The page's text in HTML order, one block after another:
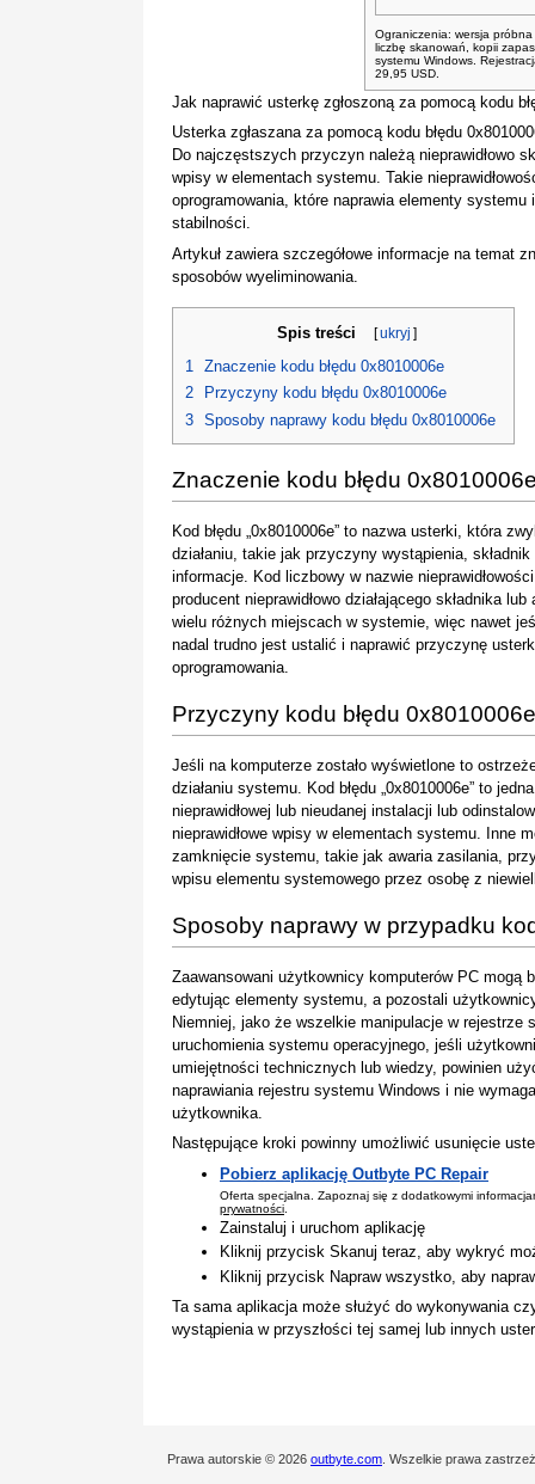
Jak naprawić usterkę zgłoszoną za pomocą kodu
Usterka zgłaszana za pomocą kodu błędu
Do najczęstszych przyczyn należą nieprawidłowo
wpisy w elementach systemu. Takie
oprogramowania, które naprawia elementy
stabilności.
Artykuł zawiera szczegółowe informacje na temat
sposobów wyeliminowania.
Spis treści [ ukryj ]
1 Znaczenie kodu błędu 0x8010006e
2
Przyczyny kodu błędu 0x8010006e
3 Sposoby naprawy kodu błędu 0x8010006e
Znaczenie kodu błędu
Kod błędu „0x8010006e” to nazwa usterki, która
działaniu, takie jak przyczyny wystąpienia,
informacje. Kod liczbowy w nazwie
producent nieprawidłowo działającego składnika
wielu różnych miejscach w systemie, więc nawet
nadal trudno jest ustalić i naprawić przyczynę
oprogramowania.
Przyczyny kodu błędu 0x8010006e
Jeśli na komputerze zostało wyświetlone to
działaniu systemu. Kod błędu „0x8010006e” to
nieprawidłowej lub nieudanej instalacji lub
nieprawidłowe wpisy w elementach systemu. Inne
zamknięcie systemu, takie jak awaria zasilania,
wpisu elementu systemowego przez osobę z
Sposoby naprawy w przypadku
Zaawansowani użytkownicy komputerów PC
edytując elementy systemu, a pozostali
Niemniej, jako że wszelkie manipulacje w
uruchomienia systemu operacyjnego, jeśli
umiejętności technicznych lub wiedzy, powinien
naprawiania rejestru systemu Windows i nie
użytkownika.
Następujące kroki powinny umożliwić usunięcie
Pobierz aplikację Outbyte PC Repair
Oferta specjalna. Zapoznaj się z dodatkowymi
prywatności
Zainstaluj i uruchom aplikację
Kliknij przycisk Skanuj teraz, aby wykryć
Kliknij przycisk Napraw wszystko, aby
Ta sama aplikacja może służyć do wykonywania
wystąpienia w przyszłości tej samej lub innych
Ograniczenia: wersja
liczbę skanowań, kopii
systemu Windows.
29,95 USD.
Prawa autorskie © 2026 outbyte.com . Wszelkie prawa